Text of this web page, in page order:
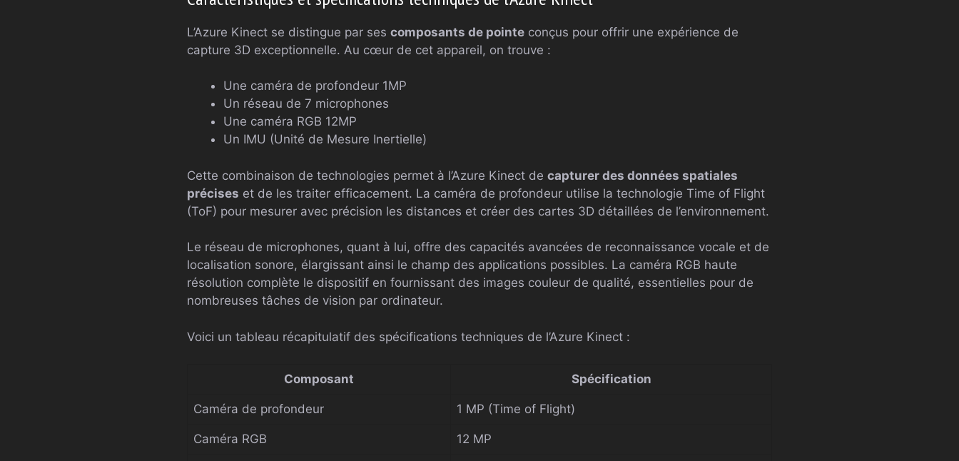
L’Azure Kinect se distingue par ses composants de pointe conçus pour offrir une expérience de
capture 3D exceptionnelle. Au cœur de cet appareil, on trouve :
Une caméra de profondeur 1MP
Un réseau de 7 microphones
Une caméra RGB 12MP
Un IMU (Unité de Mesure Inertielle)
Cette combinaison de technologies permet à l’Azure Kinect de capturer des données spatiales
précises et de les traiter efficacement. La caméra de profondeur utilise la technologie Time of Flight
(ToF) pour mesurer avec précision les distances et créer des cartes 3D détaillées de l’environnement.
Le réseau de microphones, quant à lui, offre des capacités avancées de reconnaissance vocale et de
localisation sonore, élargissant ainsi le champ des applications possibles. La caméra RGB haute
résolution complète le dispositif en fournissant des images couleur de qualité, essentielles pour de
nombreuses tâches de vision par ordinateur.
Voici un tableau récapitulatif des spécifications techniques de l’Azure Kinect :
Composant Spécification
Caméra de profondeur 1 MP (Time of Flight)
Caméra RGB 12 MP